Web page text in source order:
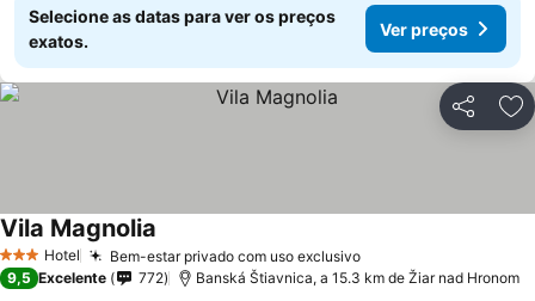
Selecione as datas para ver os preços
exatos.
Ver preços
Partilhar
3 EstrelasHotel Bem-estar privado com uso exclusivoVer preços
Vila Magnolia
9,5 Excelente 772 Banská Štiavnica, a 15.3 km de Žiar nad Hronom